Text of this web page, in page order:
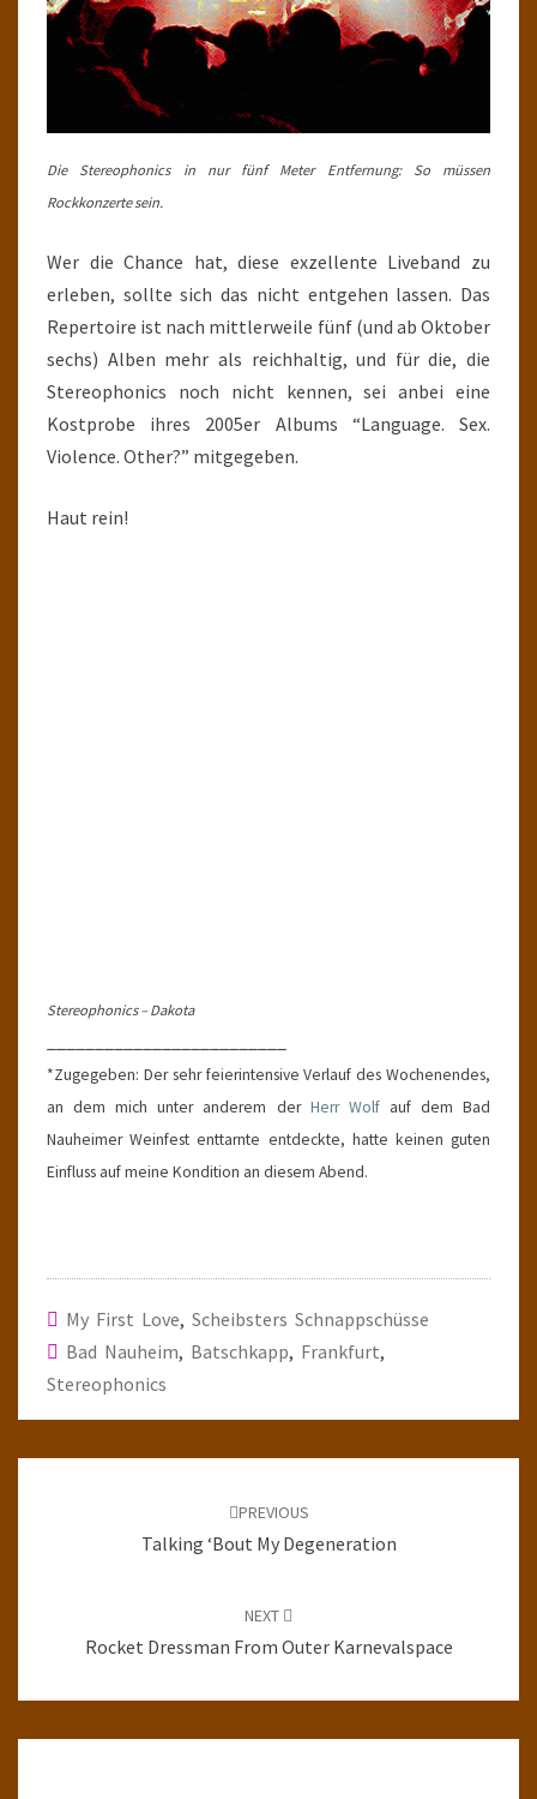
Die Stereophonics in nur fünf Meter Entfernung: So müssen
Rockkonzerte sein.
Wer die Chance hat, diese exzellente Liveband zu
erleben, sollte sich das nicht entgehen lassen. Das
Repertoire ist nach mittlerweile fünf (und ab Oktober
sechs) Alben mehr als reichhaltig, und für die, die
Stereophonics noch nicht kennen, sei anbei eine
Kostprobe ihres 2005er Albums “Language. Sex.
Violence. Other?” mitgegeben.
Haut rein!
Stereophonics – Dakota
*Zugegeben: Der sehr feierintensive Verlauf des Wochenendes,
an dem mich unter anderem der Herr Wolfauf dem Bad
Nauheimer Weinfest enttarnte entdeckte, hatte keinen guten
Einfluss auf meine Kondition an diesem Abend.
My First Love, Scheibsters Schnappschüsse
Bad Nauheim, Batschkapp, Frankfurt,
Stereophonics
PREVIOUS
Talking ‘Bout My Degeneration
NEXT
Rocket Dressman From Outer Karnevalspace